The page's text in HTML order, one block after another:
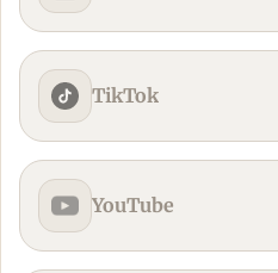
TikTok
YouTube